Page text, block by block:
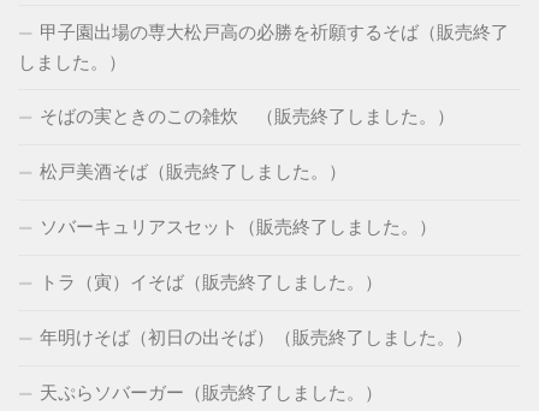
甲子園出場の専大松戸高の必勝を祈願するそば（販売終了
しました。）
そばの実ときのこの雑炊 （販売終了しました。）
松戸美酒そば（販売終了しました。）
ソバーキュリアスセット（販売終了しました。）
トラ（寅）イそば（販売終了しました。）
年明けそば（初日の出そば）（販売終了しました。）
天ぷらソバーガー（販売終了しました。）